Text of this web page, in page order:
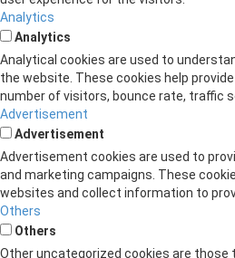
Analytics
Analytics
Analytical cookies are used to
the website. These cookies help
number of visitors, bounce rate, traffic
Advertisement
Advertisement
Advertisement cookies are used to
and marketing campaigns. These
websites and collect information to
Others
Others
Other uncategorized cookies are those